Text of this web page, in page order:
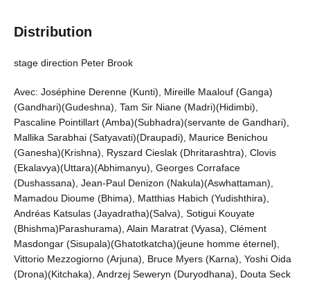
Distribution
stage direction Peter Brook
Avec: Joséphine Derenne (Kunti), Mireille Maalouf (Ganga)
(Gandhari)(Gudeshna), Tam Sir Niane (Madri)(Hidimbi),
Pascaline Pointillart (Amba)(Subhadra)(servante de Gandhari),
Mallika Sarabhai (Satyavati)(Draupadi), Maurice Benichou
(Ganesha)(Krishna), Ryszard Cieslak (Dhritarashtra), Clovis
(Ekalavya)(Uttara)(Abhimanyu), Georges Corraface
(Dushassana), Jean-Paul Denizon (Nakula)(Aswhattaman),
Mamadou Dioume (Bhima), Matthias Habich (Yudishthira),
Andréas Katsulas (Jayadratha)(Salva), Sotigui Kouyate
(Bhishma)Parashurama), Alain Maratrat (Vyasa), Clément
Masdongar (Sisupala)(Ghatotkatcha)(jeune homme éternel),
Vittorio Mezzogiorno (Arjuna), Bruce Myers (Karna), Yoshi Oida
(Drona)(Kitchaka), Andrzej Seweryn (Duryodhana), Douta Seck